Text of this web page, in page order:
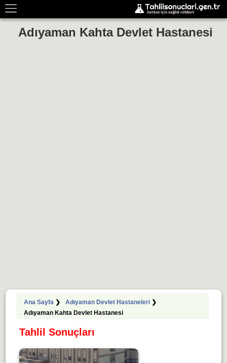
Adıyaman Kahta Devlet Hastanesi
Ana Sayfa❯ Adıyaman Devlet Hastaneleri❯
Adıyaman Kahta Devlet Hastanesi
Tahlil Sonuçları